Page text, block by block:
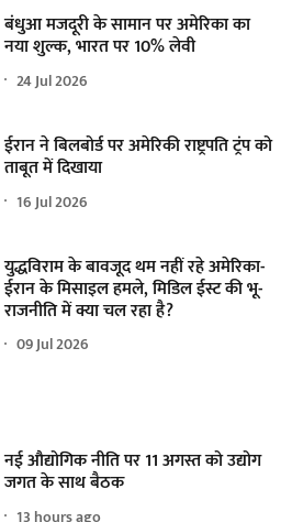
बंधुआ मजदूरी के सामान पर अमेरिका का
नया शुल्क, भारत पर 10% लेवी
24 Jul 2026
ईरान ने बिलबोर्ड पर अमेरिकी राष्ट्रपति ट्रंप को
ताबूत में दिखाया
16 Jul 2026
युद्धविराम के बावजूद थम नहीं रहे अमेरिका-
ईरान के मिसाइल हमले, मिडिल ईस्ट की भू-
राजनीति में क्या चल रहा है?
09 Jul 2026
नई औद्योगिक नीति पर 11 अगस्त को उद्योग
जगत के साथ बैठक
13 hours ago